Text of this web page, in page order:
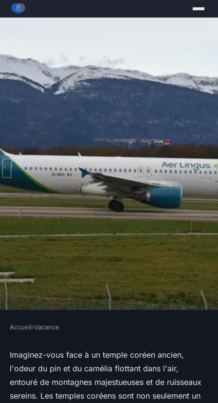
Comment organiser une visite
des temples anciens en Corée
du Sud?
Accueil›Vacance
Imaginez-vous face à un temple coréen ancien,
l'odeur du pin et du camélia flottant dans l'air,
entouré de montagnes majestueuses et de ruisseaux
sereins. Les temples coréens sont non seulement un